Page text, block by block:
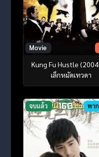
Movie
Kung Fu Hustle
เล็กหมัดเทวดา
จบแล้ว พา